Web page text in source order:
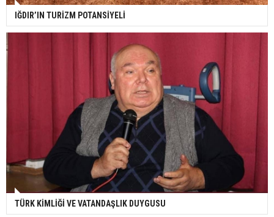
IĞDIR’IN TURİZM POTANSİYELİ
TÜRK KİMLİĞİ VE VATANDAŞLIK DUYGUSU